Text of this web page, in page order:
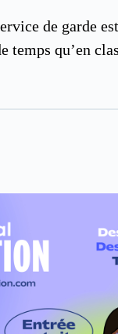
de garde
temps qu’en